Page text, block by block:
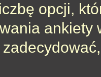
opcji,
ankiety